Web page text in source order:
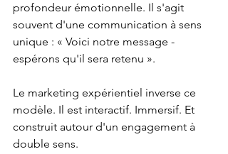
profondeur émotionnelle. Il s'agit
souvent d'une communication à sens
unique : « Voici notre message -
espérons qu'il sera retenu ».
Le marketing expérientiel inverse ce
modèle. Il est interactif. Immersif. Et
construit autour d'un engagement à
double sens.